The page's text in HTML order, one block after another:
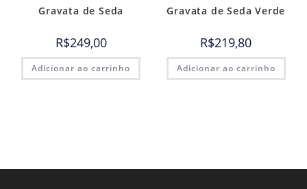
Gravata de Seda
R$249,00
Adicionar ao carrinho
Gravata de Seda Verde
R$219,80
Adicionar ao carrinho